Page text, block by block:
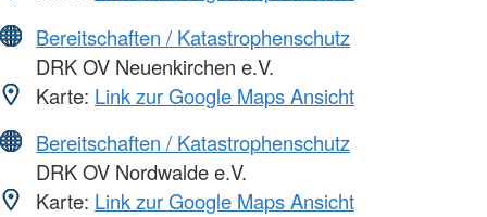
Bereitschaften / Katastrophenschutz
DRK OV Neuenkirchen e.V.
Karte: Link zur Google Maps Ansicht
Bereitschaften / Katastrophenschutz
DRK OV Nordwalde e.V.
Karte: Link zur Google Maps Ansicht